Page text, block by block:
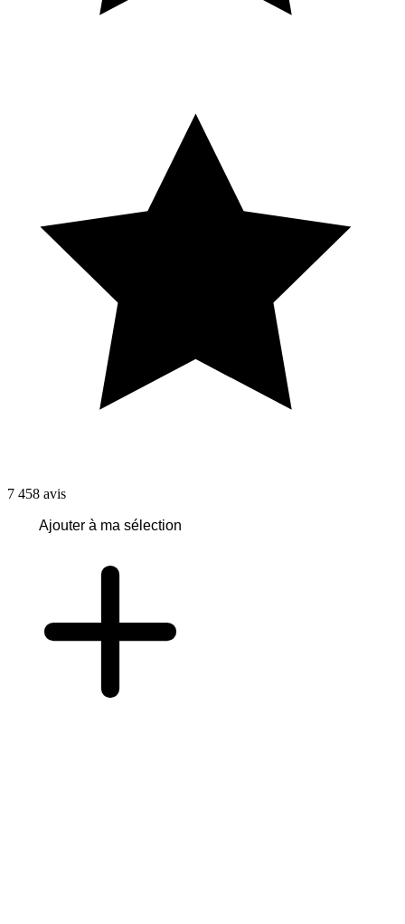
7 458 avis
Ajouter à ma sélection